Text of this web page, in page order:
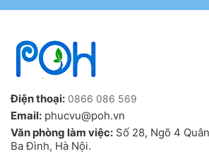
Điện thoại: 0866 086 569
Email: phucvu@poh.vn
Văn phòng làm việc: Số 28, Ngõ 4
Ba Đình, Hà Nội.